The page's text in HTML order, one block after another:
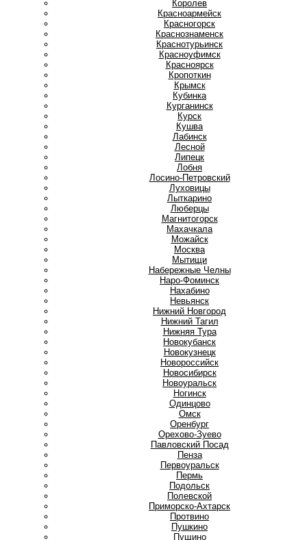
Королев
Красноармейск
Красногорск
Краснознаменск
Краснотурьинск
Красноуфимск
Красноярск
Кропоткин
Крымск
Кубинка
Курганинск
Курск
Кушва
Лабинск
Лесной
Липецк
Лобня
Лосино-Петровский
Луховицы
Лыткарино
Люберцы
Магнитогорск
Махачкала
Можайск
Москва
Мытищи
Набережные Челны
Наро-Фоминск
Нахабино
Невьянск
Нижний Новгород
Нижний Тагил
Нижняя Тура
Новокубанск
Новокузнецк
Новороссийск
Новосибирск
Новоуральск
Ногинск
Одинцово
Омск
Оренбург
Орехово-Зуево
Павловский Посад
Пенза
Первоуральск
Пермь
Подольск
Полевской
Приморско-Ахтарск
Протвино
Пушкино
Пущино